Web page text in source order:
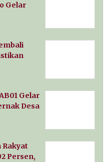
Gelar
Gelar
Desa
Rakyat
Persen,